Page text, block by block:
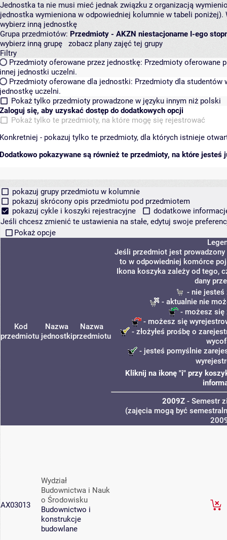
Jednostka ta nie musi mieć jednak związku z organizacją
jednostka wymieniona w odpowiedniej kolumnie w tabeli
wybierz inną jednostkę
Grupa przedmiotów: Przedmioty - AKZN niestacjonarne I-ego
wybierz inną grupę
zobacz plany zajęć tej grupy
Filtry
Przedmioty oferowane przez jednostkę: Przedmioty oferowane
innej jednostki uczelni.
Przedmioty oferowane dla jednostki: Przedmioty dla studentów
jednostkę uczelni.
Pokaż tylko przedmioty prowadzone w języku innym niż polski
Zaloguj się, aby uzyskać dostęp do dodatkowych opcji
Pokaż tylko te przedmioty, na które mogę się rejestrować
Konkretniej - pokazuj tylko te przedmioty, dla których istnieje
Dodatkowo pokazywane są również te przedmioty, na które jesteś
pokazuj grupy przedmiotu w kolumnie
pokazuj skrócony opis przedmiotu pod przedmiotem
pokazuj cykle i koszyki rejestracyjne
dodatkowe
Jeśli chcesz zmienić te ustawienia na stałe, edytuj swoje
Pokaż opcje
Kod
przedmiotu
Nazwa
jednostki
Nazwa
przedmiotu
Jeśli przedmiot jest
to w odpowiedniej komórce
Ikona koszyka zależy od tego,
dany
- nie jesteś
- aktualnie nie
- możesz się
- możesz się
- złożyłeś prośbę o
- jesteś pomyślnie
Kliknij na ikonę "i" przy
2009Z - Semestr
(zajęcia mogą być
AX03013
Wydział
Budownictwa i Nauk
o Środowisku
Budownictwo i
konstrukcje
budowlane